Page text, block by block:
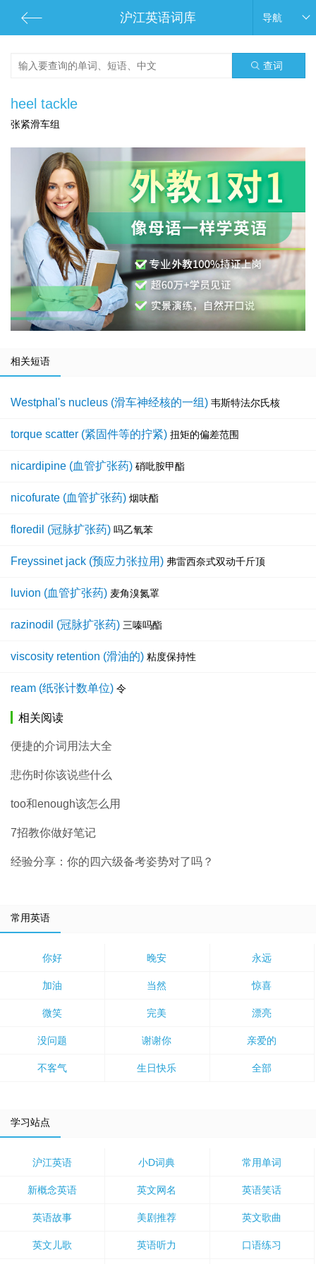
沪江英语词库 导航
查词
heel tackle
张紧滑车组
相关短语
Westphal's nucleus (滑车神经核的一组) 韦斯特法尔氏核
torque scatter (紧固件等的拧紧) 扭矩的偏差范围
nicardipine (血管扩张药) 硝吡胺甲酯
nicofurate (血管扩张药) 烟呋酯
floredil (冠脉扩张药) 吗乙氧苯
Freyssinet jack (预应力张拉用) 弗雷西奈式双动千斤顶
luvion (血管扩张药) 麦角溴氮罩
razinodil (冠脉扩张药) 三嗪吗酯
viscosity retention (滑油的) 粘度保持性
ream (纸张计数单位) 令
相关阅读
便捷的介词用法大全
悲伤时你该说些什么
too和enough该怎么用
7招教你做好笔记
经验分享：你的四六级备考姿势对了吗？
常用英语
你好 晚安 永远
加油 当然 惊喜
微笑 完美 漂亮
没问题 谢谢你 亲爱的
不客气 生日快乐 全部
学习站点
沪江英语 小D词典 常用单词
新概念英语 英文网名 英语笑话
英语故事 美剧推荐 英文歌曲
英文儿歌 英语听力 口语练习